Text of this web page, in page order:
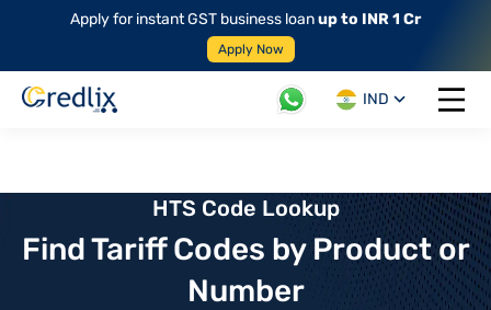
Apply for instant GST business loanup to INR 1 Cr
Apply Now
IND
Open
HTS Code Lookup
Find Tariff Codes by Product or
Number